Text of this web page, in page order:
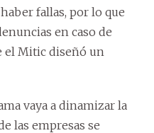
fallas, por lo que
en caso de
el Mitic diseñó un
vaya a dinamizar la
las empresas se